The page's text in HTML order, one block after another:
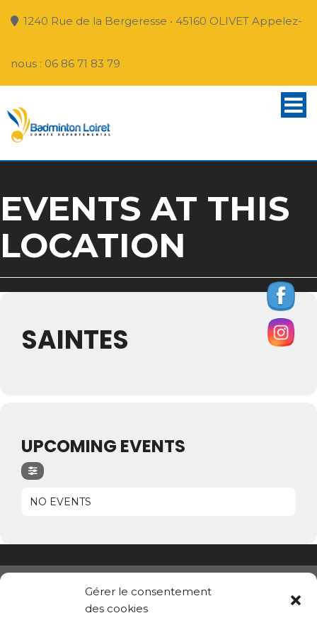
Gérer le consentement
des cookies
1240 Rue de la Bergeresse • 45160 OLIVET Appelez-
nous : 06 86 71 83 79
EVENTS AT THIS
LOCATION
SAINTES
UPCOMING EVENTS
NO EVENTS